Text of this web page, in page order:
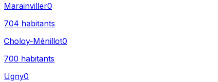
Marainviller0
704 habitants
Choloy-Ménillot0
700 habitants
Ugny0